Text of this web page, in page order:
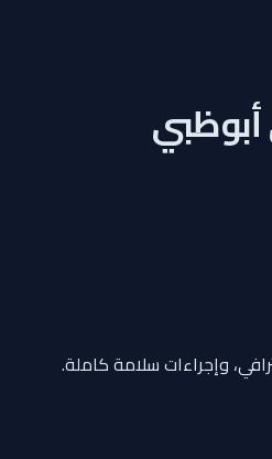
وإجراءات سلامة كاملة.